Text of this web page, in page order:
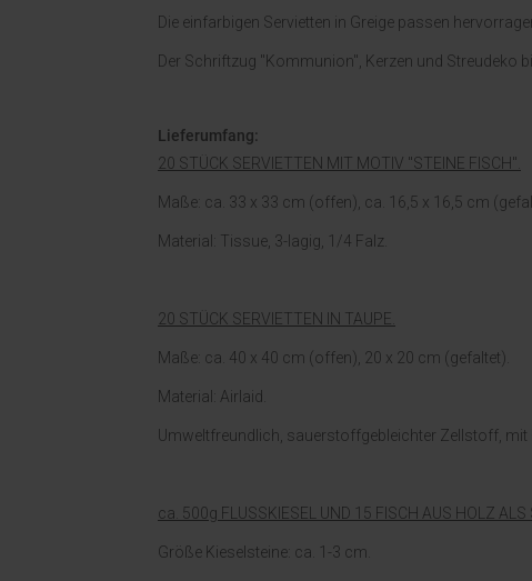
Die einfarbigen Servietten in Greige passen
Der Schriftzug "Kommunion", Kerzen und Streudeko
Lieferumfang:
20 STÜCK SERVIETTEN MIT MOTIV "STEINE FISCH".
Maße: ca. 33 x 33 cm (offen), ca. 16,5 x 16,5 cm
Material: Tissue, 3-lagig, 1/4 Falz.
20 STÜCK SERVIETTEN IN TAUPE.
Maße: ca. 40 x 40 cm (offen), 20 x 20 cm (gefaltet).
Material: Airlaid.
Umweltfreundlich, sauerstoffgebleichter Zellstoff,
ca. 500g FLUSSKIESEL UND 15 FISCH AUS HOLZ ALS
Größe Kieselsteine: ca. 1-3 cm.